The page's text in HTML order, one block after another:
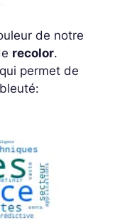
de notre
recolor.
qui permet de